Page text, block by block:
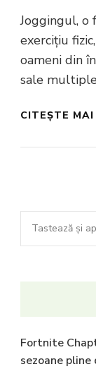
Joggingul, o
exercițiu
oameni din
sale
CITEȘTE MAI
Cauți
ceva?
Fortnite
sezoane pline